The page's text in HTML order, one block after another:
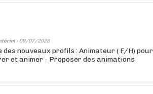
- 09/07/2026
nouveaux profils : Animateur ( F/H) pour
et animer - Proposer des animations